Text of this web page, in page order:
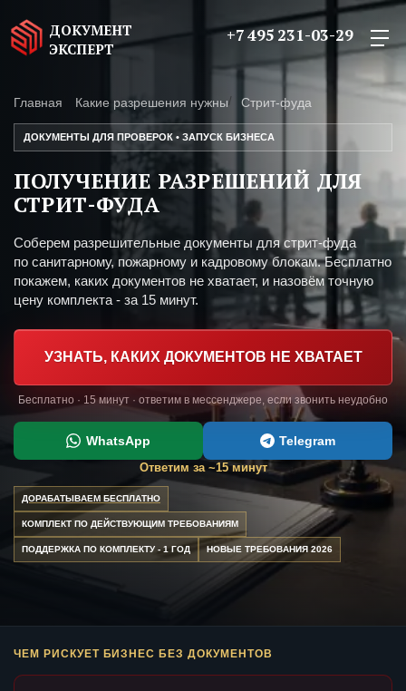
ДОКУМЕНТ
ЭКСПЕРТ
+7 495 231-03-29
Главная Какие разрешения нужны Стрит-фуда
ДОКУМЕНТЫ ДЛЯ ПРОВЕРОК • ЗАПУСК БИЗНЕСА
ПОЛУЧЕНИЕ РАЗРЕШЕНИЙ ДЛЯ
СТРИТ-ФУДА
Соберем разрешительные документы для стрит-фуда
по санитарному, пожарному и кадровому блокам. Бесплатно
покажем, каких документов не хватает, и назовём точную
цену комплекта - за 15 минут.
УЗНАТЬ, КАКИХ ДОКУМЕНТОВ НЕ ХВАТАЕТ
Бесплатно · 15 минут · ответим в мессенджере, если звонить неудобно
WhatsApp Telegram
Ответим за ~15 минут
ДОРАБАТЫВАЕМ БЕСПЛАТНО
КОМПЛЕКТ ПО ДЕЙСТВУЮЩИМ ТРЕБОВАНИЯМ
ПОДДЕРЖКА ПО КОМПЛЕКТУ - 1 ГОД НОВЫЕ ТРЕБОВАНИЯ 2026
ЧЕМ РИСКУЕТ БИЗНЕС БЕЗ ДОКУМЕНТОВ